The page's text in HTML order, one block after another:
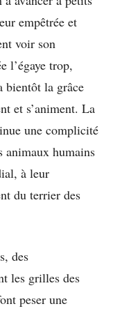
empêtrée et
voir son
l’égaye trop,
bientôt la grâce
et s’animent. La
une complicité
animaux humains
à leur
du terrier des
des
les grilles des
peser une